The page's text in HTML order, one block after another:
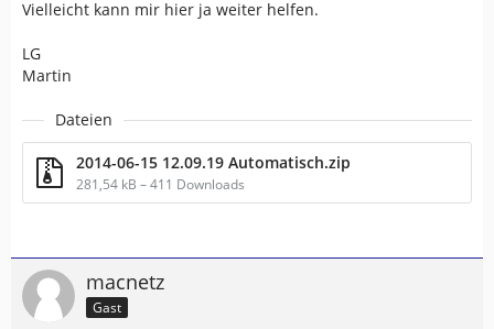
Vielleicht kann mir hier ja weiter helfen.
LG
Martin
Dateien
2014-06-15 12.09.19 Automatisch.zip
281,54 kB – 411 Downloads
macnetz
Gast